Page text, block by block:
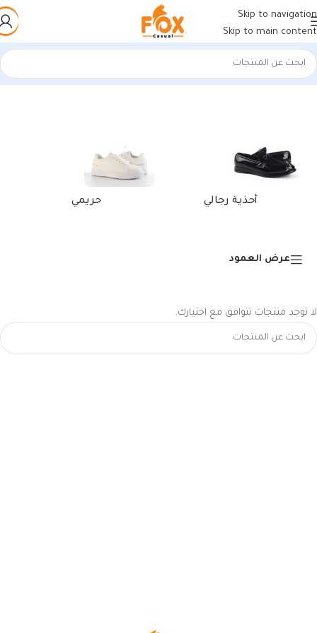
Skip to navigation
Skip to main content
الرئيسية/منتجات تحت الوسم “محفظة صغيرة سحاب”
أحذية رجالي حريمي
عرض العمود
لا توجد منتجات تتوافق مع اختيارك.